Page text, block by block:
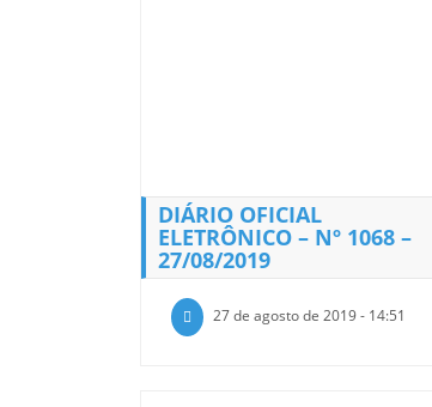
DIÁRIO OFICIAL
ELETRÔNICO – Nº 1068 –
27/08/2019
27 de agosto de 2019 - 14:51